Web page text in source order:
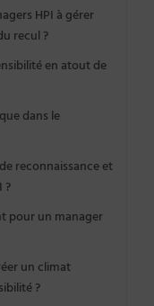
HPI à gérer
recul ?
en atout de
dans le
reconnaissance et
pour un manager
un climat
?